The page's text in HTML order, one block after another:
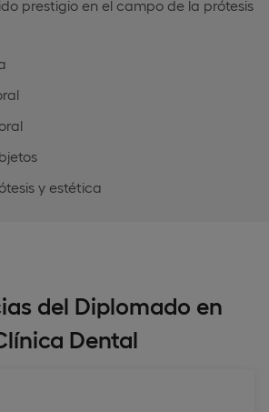
prestigio en el campo de la prótesis
y estética
del Diplomado en
Dental